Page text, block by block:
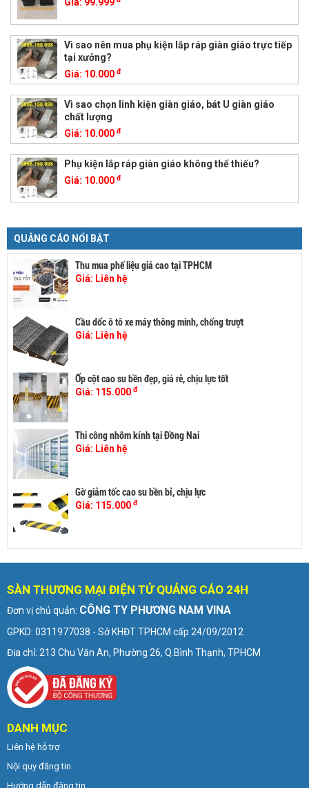
Giá: 99.999
Vì sao nên mua phụ kiện lắp ráp giàn giáo trực tiếp
tại xưởng?
Giá: 10.000 đ
Vì sao chọn linh kiện giàn giáo, bát U giàn giáo
chất lượng
Giá: 10.000 đ
Phụ kiện lắp ráp giàn giáo không thể thiếu?
Giá: 10.000 đ
QUẢNG CÁO NỔI BẬT
Thu mua phế liệu giá cao tại TPHCM
Giá: Liên hệ
Cầu dốc ô tô xe máy thông minh, chống trượt
Giá: Liên hệ
Ốp cột cao su bền đẹp, giá rẻ, chịu lực tốt
Giá: 115.000 đ
Thi công nhôm kính tại Đồng Nai
Giá: Liên hệ
Gờ giảm tốc cao su bền bỉ, chịu lực
Giá: 115.000 đ
SÀN THƯƠNG MẠI ĐIỆN TỬ QUẢNG CÁO 24H
Đơn vị chủ quản: CÔNG TY PHƯƠNG NAM VINA
GPKD: 0311977038 - Sở KHĐT TPHCM cấp 24/09/2012
Địa chỉ: 213 Chu Văn An, Phường 26, Q.Bình Thạnh, TPHCM
DANH MỤC
Liên hệ hỗ trợ
Nội quy đăng tin
Hướng dẫn đăng tin